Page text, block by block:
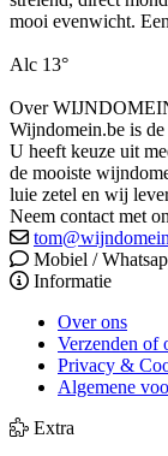
mooi evenwicht.
Alc 13°
Over
Wijndomein.be is
U heeft keuze uit
de mooiste
luie zetel en wij
Neem contact met
Mobiel /
Informatie
Over ons
Verzenden of
Privacy &
Algemene
Extra